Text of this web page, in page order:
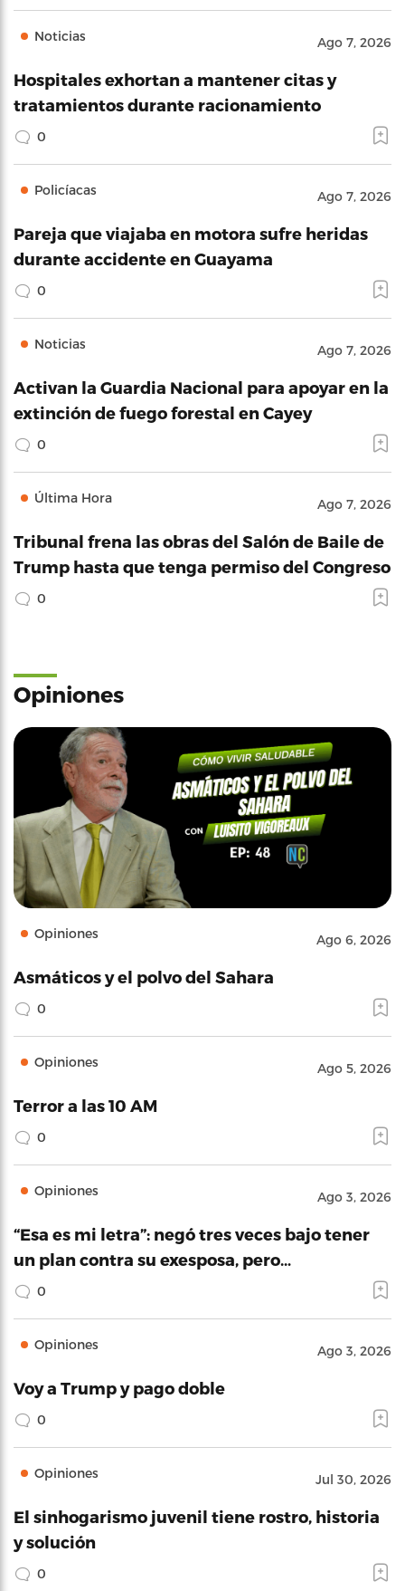
Noticias Ago 7, 2026
Hospitales exhortan a mantener citas y
tratamientos durante racionamiento
0
Policíacas Ago 7, 2026
Pareja que viajaba en motora sufre heridas
durante accidente en Guayama
0
Noticias Ago 7, 2026
Activan la Guardia Nacional para apoyar en la
extinción de fuego forestal en Cayey
0
Última Hora Ago 7, 2026
Tribunal frena las obras del Salón de Baile de
Trump hasta que tenga permiso del Congreso
0
Opiniones
Opiniones Ago 6, 2026
Asmáticos y el polvo del Sahara
0
Opiniones Ago 5, 2026
Terror a las 10 AM
0
Opiniones Ago 3, 2026
“Esa es mi letra”: negó tres veces bajo tener
un plan contra su exesposa, pero…
0
Opiniones Ago 3, 2026
Voy a Trump y pago doble
0
Opiniones Jul 30, 2026
El sinhogarismo juvenil tiene rostro, historia
y solución
0